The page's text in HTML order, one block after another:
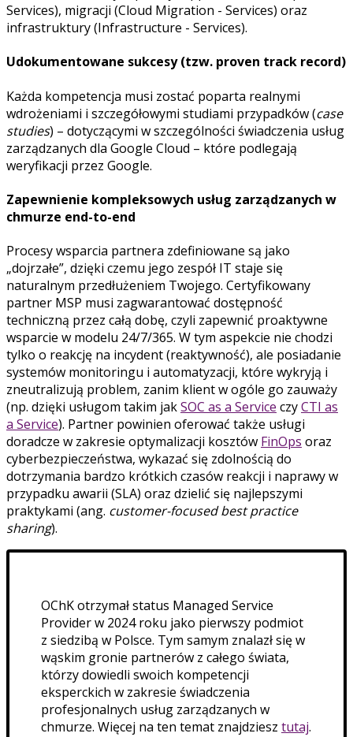
Services), migracji (Cloud Migration - Services) oraz
infrastruktury (Infrastructure - Services).
Udokumentowane sukcesy (tzw. proven track record)
Każda kompetencja musi zostać poparta realnymi
wdrożeniami i szczegółowymi studiami przypadków (case
studies) – dotyczącymi w szczególności świadczenia usług
zarządzanych dla Google Cloud – które podlegają
weryfikacji przez Google.
Zapewnienie kompleksowych usług zarządzanych w
chmurze end-to-end
Procesy wsparcia partnera zdefiniowane są jako
„dojrzałe”, dzięki czemu jego zespół IT staje się
naturalnym przedłużeniem Twojego. Certyfikowany
partner MSP musi zagwarantować dostępność
techniczną przez całą dobę, czyli zapewnić proaktywne
wsparcie w modelu 24/7/365. W tym aspekcie nie chodzi
tylko o reakcję na incydent (reaktywność), ale posiadanie
systemów monitoringu i automatyzacji, które wykryją i
zneutralizują problem, zanim klient w ogóle go zauważy
(np. dzięki usługom takim jakSOC as a Service czyCTI as
a Service). Partner powinien oferować także usługi
doradcze w zakresie optymalizacji kosztów FinOps oraz
cyberbezpieczeństwa, wykazać się zdolnością do
dotrzymania bardzo krótkich czasów reakcji i naprawy w
przypadku awarii (SLA) oraz dzielić się najlepszymi
praktykami (ang. customer-focused best practice
sharing).
OChK otrzymał status Managed Service
Provider w 2024 roku jako pierwszy podmiot
z siedzibą w Polsce. Tym samym znalazł się w
wąskim gronie partnerów z całego świata,
którzy dowiedli swoich kompetencji
eksperckich w zakresie świadczenia
profesjonalnych usług zarządzanych w
chmurze. Więcej na ten temat znajdziesz tutaj.